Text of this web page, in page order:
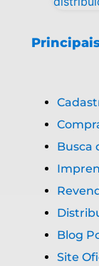
Busca
Blog
Site